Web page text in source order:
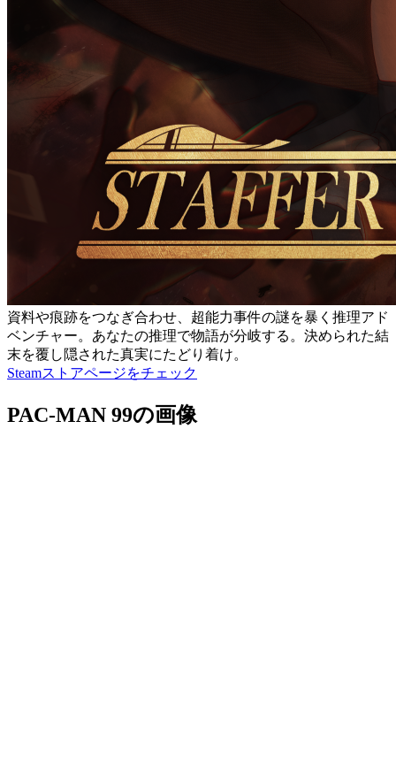
資料や痕跡をつなぎ合わせ、超能力事件の謎を暴く推理アド
ベンチャー。あなたの推理で物語が分岐する。決められた結
末を覆し隠された真実にたどり着け。
Steamストアページをチェック
PAC-MAN 99の画像